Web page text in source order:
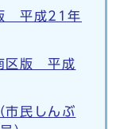
平成21年
区版 平成
市民しんぶ